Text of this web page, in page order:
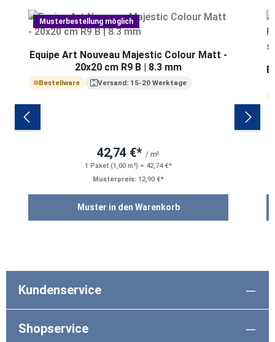
Musterbestellung möglich
Equipe Art Nouveau Majestic Colour Matt -
20x20 cm R9 B | 8.3 mm
Bestellware Versand: 15-20 Werktage
42,74 €* / m²
1 Paket (1,00 m²) = 42,74 €*
Musterpreis: 12,90 €*
Muster in den Warenkorb
Kundenservice
Shopservice